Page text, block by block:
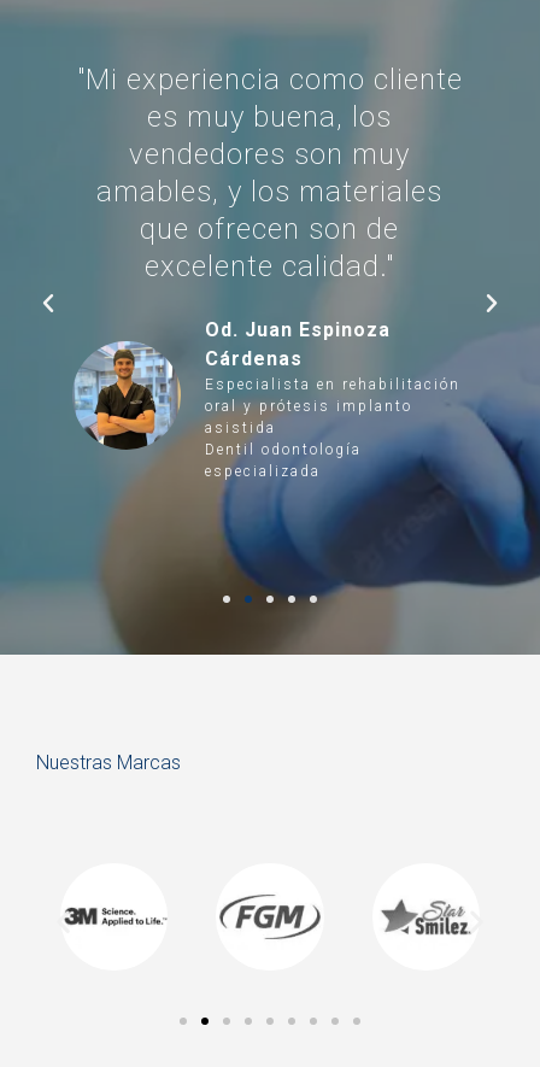
"Mi experiencia como cliente
es muy buena, los
vendedores son muy
amables, y los materiales
que ofrecen son de
excelente calidad."
Od. Juan Espinoza
Cárdenas
Especialista en rehabilitación
oral y prótesis implanto
asistida
Dentil odontología
especializada
Nuestras Marcas